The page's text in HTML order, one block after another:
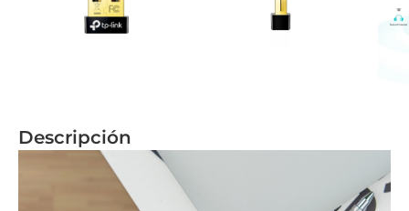
Descripción